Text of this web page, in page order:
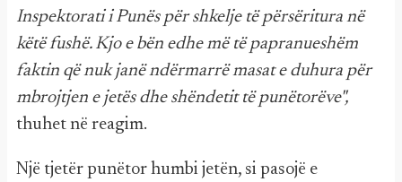
Inspektorati i Punës për shkelje të përsëritura në
këtë fushë. Kjo e bën edhe më të papranueshëm
faktin që nuk janë ndërmarrë masat e duhura për
mbrojtjen e jetës dhe shëndetit të punëtorëve",
thuhet në reagim.
Një tjetër punëtor humbi jetën, si pasojë e